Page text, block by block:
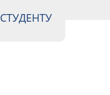
СТУДЕНТУ